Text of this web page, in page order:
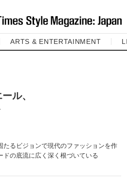
ARTS & ENTERTAINMENT
ル、
たるビジョンで現代のファッションを作
ドの底流に広く深く根づいている